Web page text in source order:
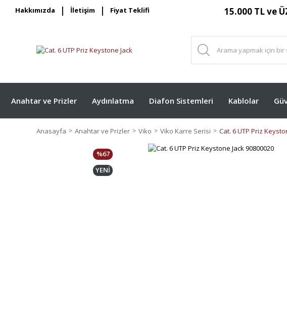
Hakkımızda İletişim Fiyat Teklifi 15.000 TL ve
Anahtar ve Prizler Aydınlatma Diafon Sistemleri Kablolar
Anasayfa Anahtar ve Prizler Viko Viko Karre Serisi Cat. 6 UTP Priz
%67
YENİ